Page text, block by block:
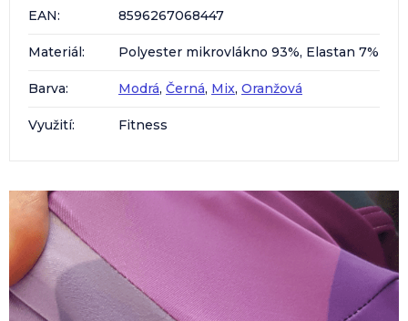
EAN: 8596267068447
Materiál: Polyester mikrovlákno 93%, Elastan 7%
Barva: Modrá, Černá, Mix, Oranžová
Využití: Fitness